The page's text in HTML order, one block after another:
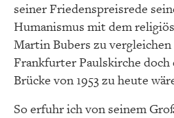
seiner Friedenspreisrede
Humanismus mit dem
Martin Bubers zu vergleichen
Frankfurter Paulskirche doch
Brücke von 1953 zu heute
So erfuhr ich von seinem